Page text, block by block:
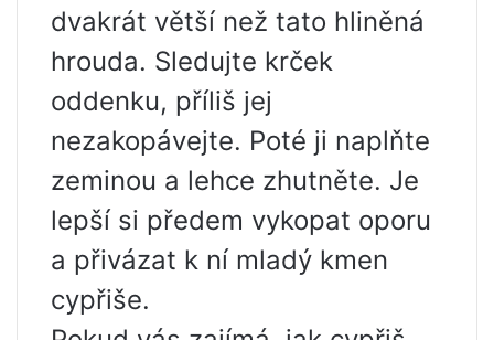
dvakrát větší než tato hliněná
hrouda. Sledujte krček
oddenku, příliš jej
nezakopávejte. Poté ji naplňte
zeminou a lehce zhutněte. Je
lepší si předem vykopat oporu
a přivázat k ní mladý kmen
cypřiše.